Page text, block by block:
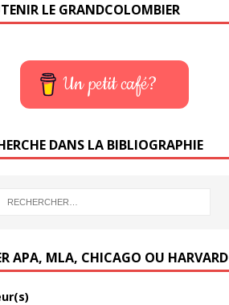
LE GRANDCOLOMBIER
Un petit café?
DANS LA BIBLIOGRAPHIE
APA, MLA, CHICAGO OU HARVARD